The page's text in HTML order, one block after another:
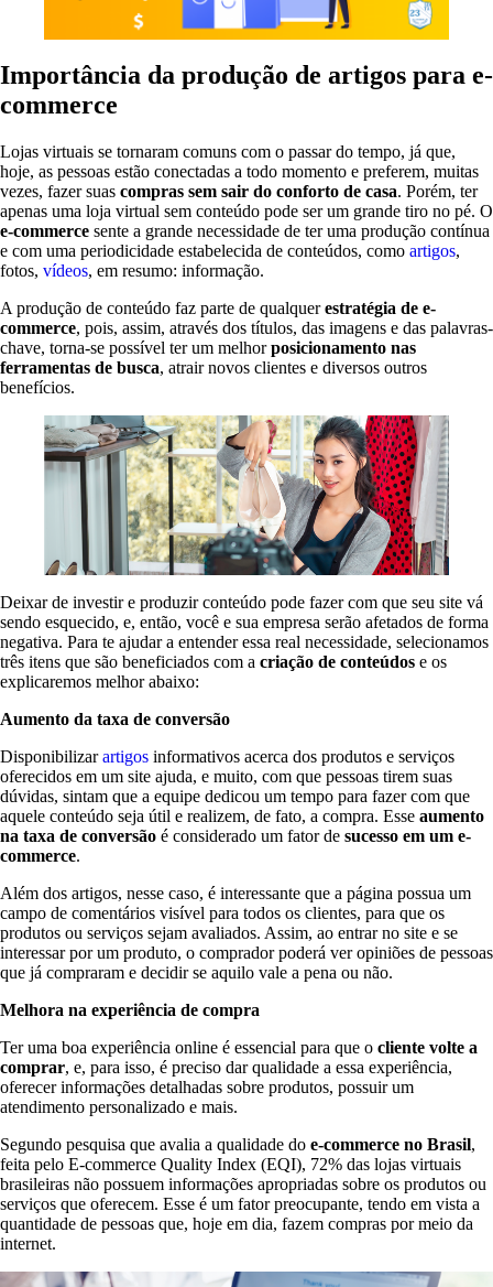
Importância da produção de artigos para e-
commerce
Lojas virtuais se tornaram comuns com o passar do tempo, já que,
hoje, as pessoas estão conectadas a todo momento e preferem, muitas
vezes, fazer suas compras sem sair do conforto de casa. Porém, ter
apenas uma loja virtual sem conteúdo pode ser um grande tiro no pé. O
e-commerce sente a grande necessidade de ter uma produção contínua
e com uma periodicidade estabelecida de conteúdos, como artigos,
fotos, vídeos, em resumo: informação.
A produção de conteúdo faz parte de qualquerestratégia de e-
commerce, pois, assim, através dos títulos, das imagens e das palavras-
chave, torna-se possível ter um melhorposicionamento nas
ferramentas de busca, atrair novos clientes e diversos outros
benefícios.
Deixar de investir e produzir conteúdo pode fazer com que seu site vá
sendo esquecido, e, então, você e sua empresa serão afetados de forma
negativa. Para te ajudar a entender essa real necessidade, selecionamos
três itens que são beneficiados com a criação de conteúdos e os
explicaremos melhor abaixo:
Aumento da taxa de conversão
Disponibilizarartigos informativos acerca dos produtos e serviços
oferecidos em um site ajuda, e muito, com que pessoas tirem suas
dúvidas, sintam que a equipe dedicou um tempo para fazer com que
aquele conteúdo seja útil e realizem, de fato, a compra. Esse aumento
na taxa de conversão é considerado um fator de sucesso em um e-
commerce.
Além dos artigos, nesse caso, é interessante que a página possua um
campo de comentários visível para todos os clientes, para que os
produtos ou serviços sejam avaliados. Assim, ao entrar no site e se
interessar por um produto, o comprador poderá ver opiniões de pessoas
que já compraram e decidir se aquilo vale a pena ou não.
Melhora na experiência de compra
Ter uma boa experiência online é essencial para que o cliente volte a
comprar, e, para isso, é preciso dar qualidade a essa experiência,
oferecer informações detalhadas sobre produtos, possuir um
atendimento personalizado e mais.
Segundo pesquisa que avalia a qualidade do e-commerce no Brasil,
feita pelo E-commerce Quality Index (EQI), 72% das lojas virtuais
brasileiras não possuem informações apropriadas sobre os produtos ou
serviços que oferecem. Esse é um fator preocupante, tendo em vista a
quantidade de pessoas que, hoje em dia, fazem compras por meio da
internet.